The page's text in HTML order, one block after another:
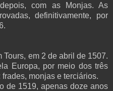
com as Monjas. As
definitivamente, por
em 2 de abril de 1507.
Europa, por meio dos três
monjas e terciários.
de 1519, apenas doze anos